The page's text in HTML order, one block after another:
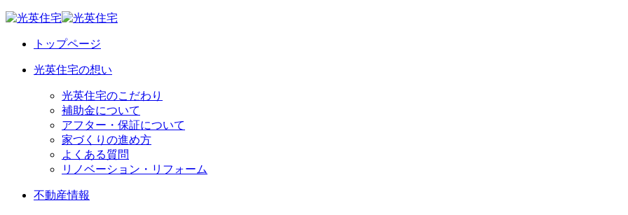
トップページ
光英住宅の想い
光英住宅のこだわり
補助金について
アフター・保証について
家づくりの進め方
よくある質問
リノベーション・リフォーム
不動産情報